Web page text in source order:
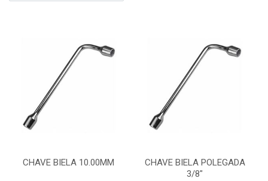
CHAVE BIELA 10.00MM
CHAVE BIELA POLEGADA
3/8"